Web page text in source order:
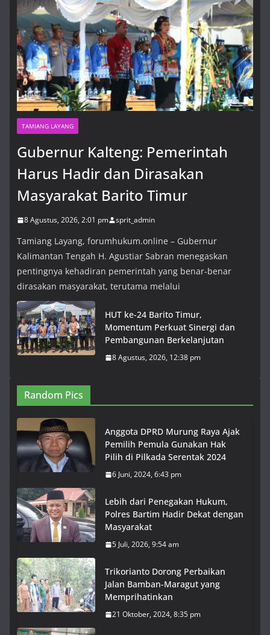
TAMIANG LAYANG
Gubernur Kalteng: Pemerintah
Harus Hadir dan Dirasakan
Masyarakat Barito Timur
8 Agustus, 2026, 2:01 pm sprit_admin
Tamiang Layang, forumhukum.online – Gubernur
Kalimantan Tengah H. Agustiar Sabran menegaskan
pentingnya kehadiran pemerintah yang benar-benar
dirasakan masyarakat, terutama melalui
HUT ke-24 Barito Timur,
Momentum Perkuat Sinergi dan
Pembangunan Berkelanjutan
8 Agustus, 2026, 12:38 pm
Random Pics
Anggota DPRD Murung Raya Ajak
Pemilih Pemula Gunakan Hak
Pilih di Pilkada Serentak 2024
6 Juni, 2024, 6:43 pm
Lebih dari Penegakan Hukum,
Polres Bartim Hadir Dekat dengan
Masyarakat
5 Juli, 2026, 9:54 am
Trikorianto Dorong Perbaikan
Jalan Bamban-Maragut yang
Memprihatinkan
21 Oktober, 2024, 8:35 pm